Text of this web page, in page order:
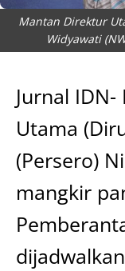
Mantan Direktur
Widyawati
Jurnal
Utama
(Persero)
mangkir